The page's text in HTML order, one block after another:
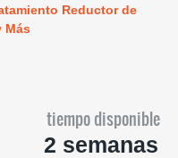
Reductor de
Más
tiempo disponible
2 semanas